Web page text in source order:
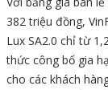
382 triệu đồng,
Lux SA2.0 chỉ từ
thức công bố gia
cho các khách